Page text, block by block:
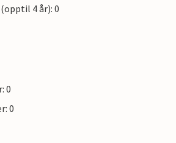
4 år): 0
0
0